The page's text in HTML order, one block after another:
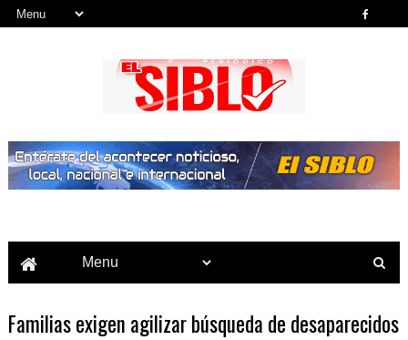
Familias exigen agilizar búsqueda de desaparecidos